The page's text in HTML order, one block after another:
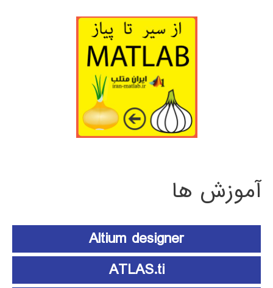
آموزش ها
Altium designer
ATLAS.ti